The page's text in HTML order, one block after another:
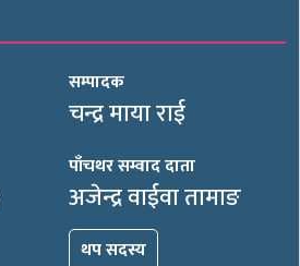
सम्पादक
चन्द्र माया राई
पाँचथर सम्वाद दाता
अजेन्द्र वाईवा तामाङ
थप सदस्य